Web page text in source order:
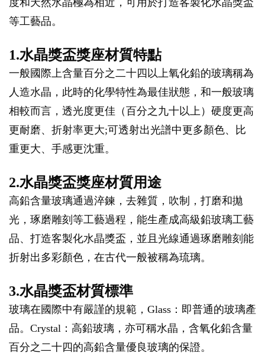
等工藝品。
1.水晶獎盃獎座材質特點
一般國際上含量百分之二十四以上氧化鉛的玻璃稱為
人造水晶，此時的化學特性為最佳狀態，和一般玻璃
相較而言，透光度更佳（百分之九十以上）硬度更高
更耐磨、折射率更大;可透射出光譜中更多顏色、比
重更大、手感更沈重。
2.水晶獎盃獎座材質用途
高鉛含量玻璃通過淬鍊，去雜質，吹制，打磨和拋
光，琢磨雕刻等工藝過程，能生產成高級鉛玻璃工藝
品、打造客製化水晶獎盃，並且光線通過琢磨雕刻能
折射出多彩顏色，在古代一般被稱為琉璃。
3.水晶獎盃材質標準
玻璃在國際中有嚴謹的規範，Glass：即普通的玻璃產
品。Crystal：高鉛玻璃，亦可稱水晶，含氧化鉛含量
百分之二十四的高鉛含量優良玻璃的保證。